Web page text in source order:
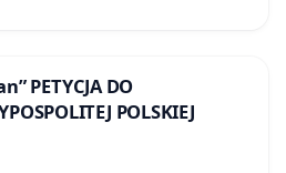
absurdalny pomysł
PETYCJA DO
POLSKIEJ